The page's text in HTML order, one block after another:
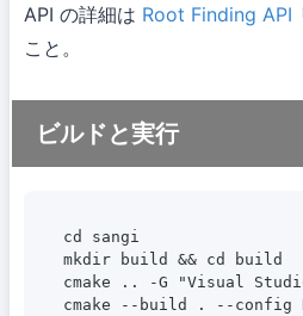
API の詳細は Root Finding API
こと。
ビルドと実行
cd sangi
mkdir build && cd build
cmake .. -G "Visual
cmake --build . --config